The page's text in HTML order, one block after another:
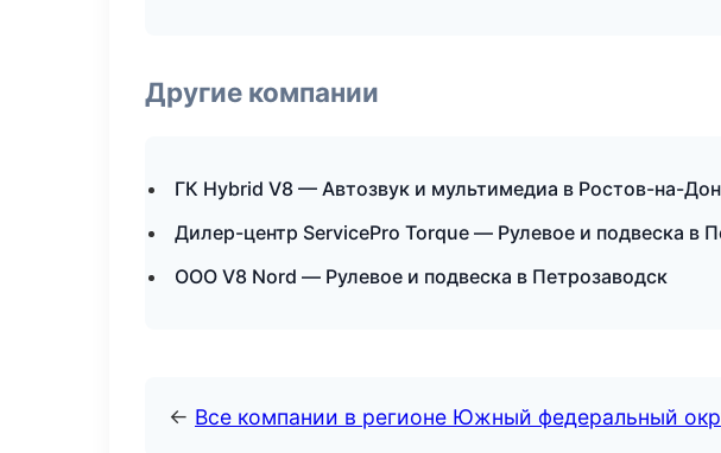
Другие компании
ГК Hybrid V8 — Автозвук и мультимедиа в Ростов-на-
Дилер-центр ServicePro Torque — Рулевое и подвеска в
ООО V8 Nord — Рулевое и подвеска в Петрозаводск
← Все компании в регионе Южный федеральный